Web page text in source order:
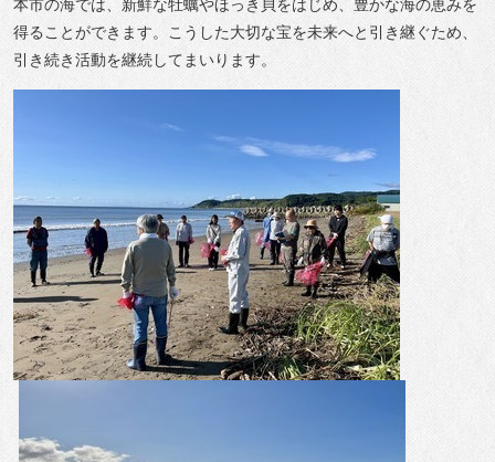
本市の海では、新鮮な牡蠣やほっき貝をはじめ、豊かな海の恵みを
得ることができます。こうした大切な宝を未来へと引き継ぐため、
引き続き活動を継続してまいります。